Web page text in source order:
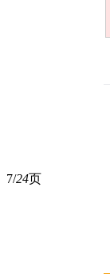
7/24页